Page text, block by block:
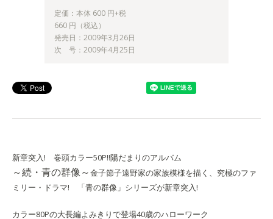
定価：本体 600 円+税
660 円（税込）
発売日：2009年3月26日
次 号：2009年4月25日
新章突入! 巻頭カラー50P!!陽だまりのアルバム
～続・青の群像～金子節子遠野家の家族模様を描く、究極のファ
ミリー・ドラマ! 「青の群像」シリーズが新章突入!
カラー80Pの大長編よみきりで登場40歳のハローワーク